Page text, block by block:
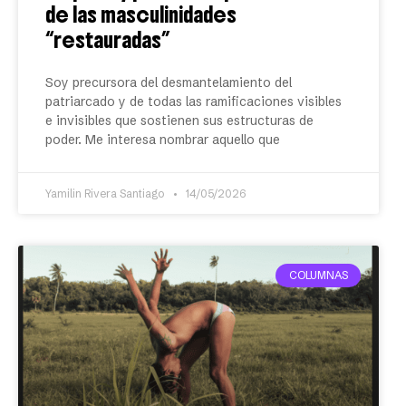
de las masculinidades
“restauradas”
Soy precursora del desmantelamiento del
patriarcado y de todas las ramificaciones visibles
e invisibles que sostienen sus estructuras de
poder. Me interesa nombrar aquello que
Yamilin Rivera Santiago 14/05/2026
COLUMNAS